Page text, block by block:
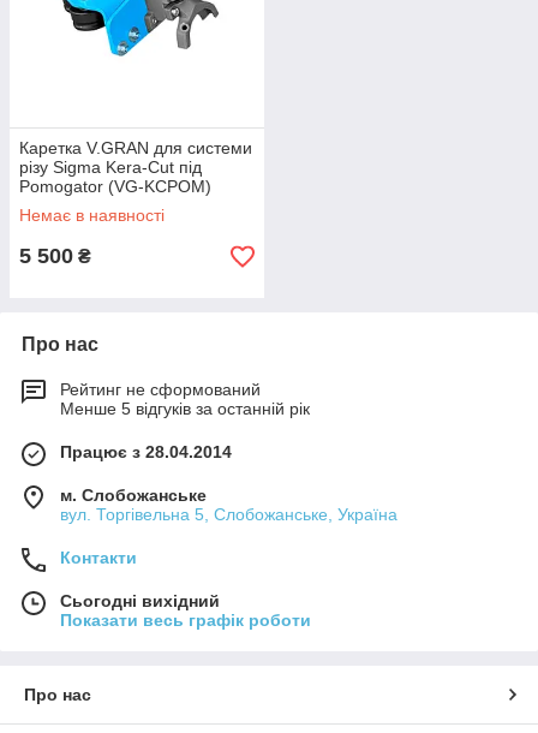
Каретка V.GRAN для системи
різу Sigma Kera-Cut під
Pomogator (VG-KCPOM)
Немає в наявності
5 500 ₴
Про нас
Рейтинг не сформований
Менше 5 відгуків за останній рік
Працює з 28.04.2014
м. Слобожанське
вул. Торгівельна 5, Слобожанське, Україна
Контакти
Сьогодні вихідний
Показати весь графік роботи
Про нас